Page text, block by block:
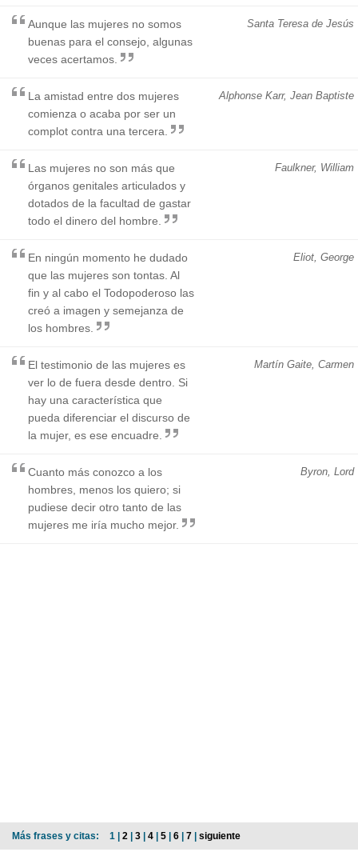
Santa Teresa de Jesús
Aunque las mujeres no somos
buenas para el consejo, algunas
veces acertamos.
Alphonse Karr, Jean Baptiste
La amistad entre dos mujeres
comienza o acaba por ser un
complot contra una tercera.
Faulkner, William
Las mujeres no son más que
órganos genitales articulados y
dotados de la facultad de gastar
todo el dinero del hombre.
Eliot, George
En ningún momento he dudado
que las mujeres son tontas. Al
fin y al cabo el Todopoderoso las
creó a imagen y semejanza de
los hombres.
Martín Gaite, Carmen
El testimonio de las mujeres es
ver lo de fuera desde dentro. Si
hay una característica que
pueda diferenciar el discurso de
la mujer, es ese encuadre.
Byron, Lord
Cuanto más conozco a los
hombres, menos los quiero; si
pudiese decir otro tanto de las
mujeres me iría mucho mejor.
Más frases y citas: 1 | 2 | 3 | 4 | 5 | 6 | 7 | siguiente